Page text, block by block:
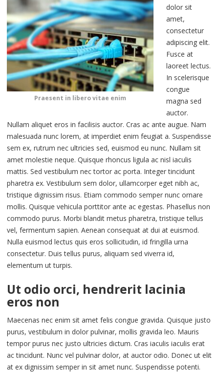
Praesent in libero vitae enim
dolor sit
amet,
consectetur
adipiscing elit.
Fusce at
laoreet lectus.
In scelerisque
congue
magna sed
auctor.
Nullam aliquet eros in facilisis auctor. Cras ac ante augue. Nam
malesuada nunc lorem, at imperdiet enim feugiat a. Suspendisse
sem ex, rutrum nec ultricies sed, euismod eu nunc. Nullam sit
amet molestie neque. Quisque rhoncus ligula ac nisl iaculis
mattis. Sed vestibulum nec tortor ac porta. Integer tincidunt
pharetra ex. Vestibulum sem dolor, ullamcorper eget nibh ac,
tristique dignissim risus. Etiam commodo semper nunc ornare
mollis. Quisque vehicula porttitor ante ac egestas. Phasellus non
commodo purus. Morbi blandit metus pharetra, tristique tellus
vel, fermentum sapien. Aenean consequat at dui at euismod.
Nulla euismod lectus quis eros sollicitudin, id fringilla urna
consectetur. Duis tellus purus, aliquam sed viverra id,
elementum ut turpis.
Ut odio orci, hendrerit lacinia
eros non
Maecenas nec enim sit amet felis congue gravida. Quisque justo
purus, vestibulum in dolor pulvinar, mollis gravida leo. Mauris
tempor purus nec justo ultricies dictum. Cras iaculis iaculis erat
ac tincidunt. Nunc vel pulvinar dolor, at auctor odio. Donec ut elit
at ex dignissim semper in sit amet nunc. Suspendisse potenti.